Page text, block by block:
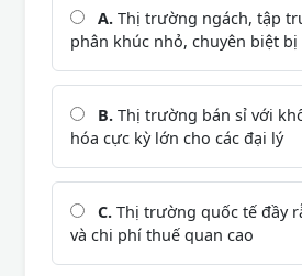
A. Thị trường ngách, tập
phân khúc nhỏ, chuyên biệt bị
B. Thị trường bán sỉ với
hóa cực kỳ lớn cho các đại lý
C. Thị trường quốc tế đầy
và chi phí thuế quan cao